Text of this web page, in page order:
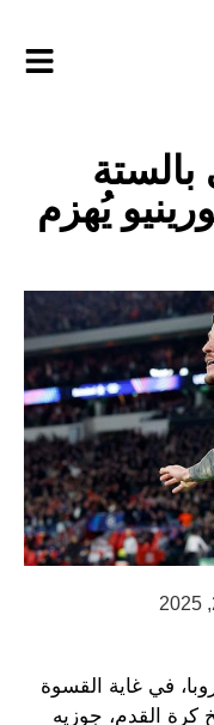
يُهزم
في غاية القسوة
كرة القدم، جوزيه